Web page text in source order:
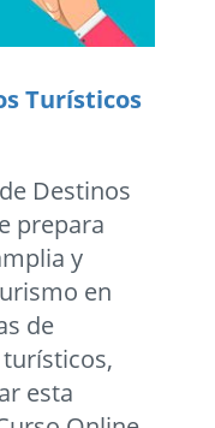
Turísticos
Destinos
prepara
y
en
de
esta